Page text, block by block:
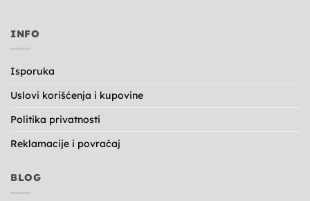
INFO
Isporuka
Uslovi korišćenja i kupovine
Politika privatnosti
Reklamacije i povraćaj
BLOG